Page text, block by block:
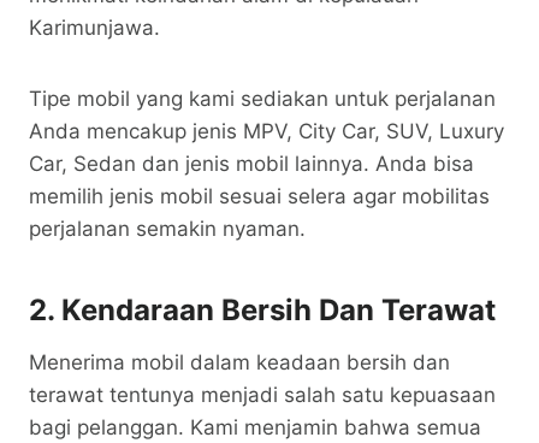
Karimunjawa.
Tipe mobil yang kami sediakan untuk perjalanan
Anda mencakup jenis MPV, City Car, SUV, Luxury
Car, Sedan dan jenis mobil lainnya. Anda bisa
memilih jenis mobil sesuai selera agar mobilitas
perjalanan semakin nyaman.
2. Kendaraan Bersih Dan Terawat
Menerima mobil dalam keadaan bersih dan
terawat tentunya menjadi salah satu kepuasaan
bagi pelanggan. Kami menjamin bahwa semua